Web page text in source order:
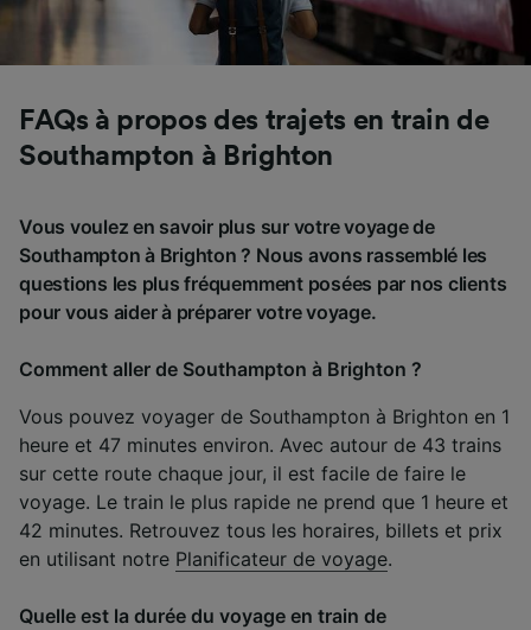
FAQs à propos des trajets en train de
Southampton à Brighton
Vous voulez en savoir plus sur votre voyage de
Southampton à Brighton ? Nous avons rassemblé les
questions les plus fréquemment posées par nos clients
pour vous aider à préparer votre voyage.
Comment aller de Southampton à Brighton ?
Vous pouvez voyager de Southampton à Brighton en 1
heure et 47 minutes environ. Avec autour de 43 trains
sur cette route chaque jour, il est facile de faire le
voyage. Le train le plus rapide ne prend que 1 heure et
42 minutes. Retrouvez tous les horaires, billets et prix
en utilisant notre Planificateur de voyage.
Quelle est la durée du voyage en train de